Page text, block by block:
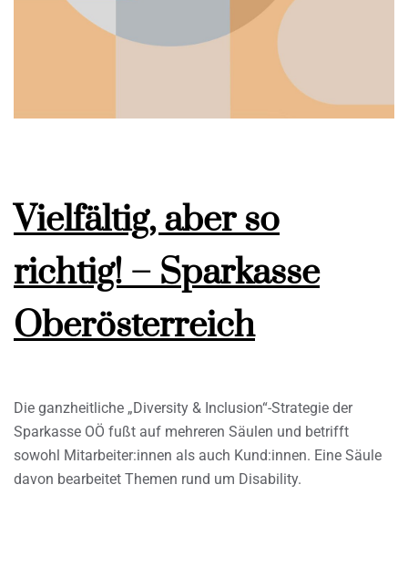
Vielfältig, aber so
richtig! – Sparkasse
Oberösterreich
Die ganzheitliche „Diversity & Inclusion“-Strategie der
Sparkasse OÖ fußt auf mehreren Säulen und betrifft
sowohl Mitarbeiter:innen als auch Kund:innen. Eine Säule
davon bearbeitet Themen rund um Disability.